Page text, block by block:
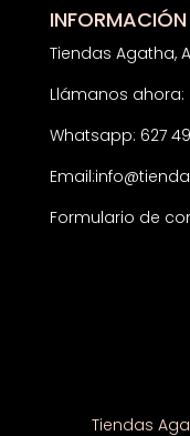
Tiendas Agatha,
Llámanos ahora:
Whatsapp: 627
Email:
Formulario de
Tiendas